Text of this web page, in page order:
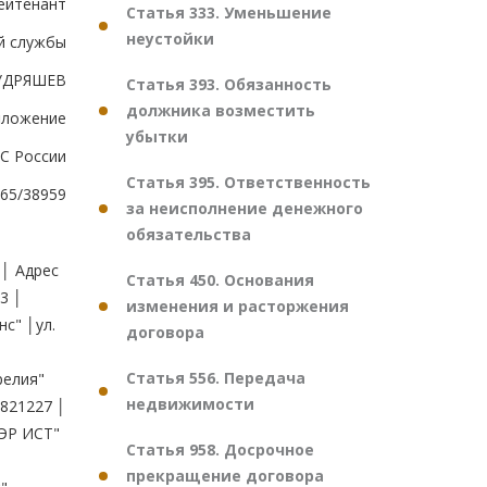
службы
России
38959
│ │ │ │д. 23-1011, г. Псков, 180006, │ │ │ │ИНН 7831000940, ОКПО 34652599 │ ├───┼──────────────────────┼─────────────────────────────────────┤ │33.│ООО "Белгород Дьюти │ул. Софьи Ковалевской, д. 2, │ │ │Фри" │г. Москва, 127247, │ │ │ │ИНН 7713504620, ОКПО 70179868 │ ├───┼──────────────────────┼─────────────────────────────────────┤ │34.│ООО "ПОЛЬ" │Аэропорт, 56, г. Нижний Новгород, │ │ │ │603056, │ │ │
Статья 333. Уменьшение
неустойки
Статья 393. Обязанность
должника возместить
убытки
Статья 395. Ответственность
за неисполнение денежного
обязательства
Статья 450. Основания
изменения и расторжения
договора
Статья 556. Передача
недвижимости
Статья 958. Досрочное
прекращение договора